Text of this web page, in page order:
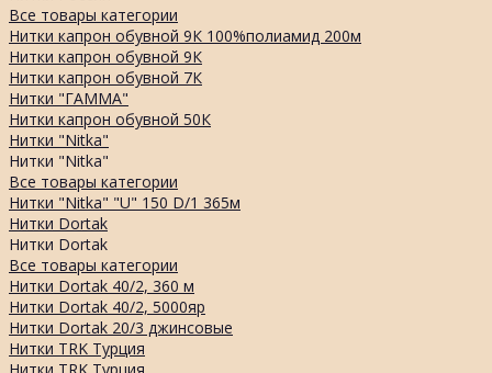
Все товары категории
Нитки капрон обувной 9К 100%полиамид 200м
Нитки капрон обувной 9К
Нитки капрон обувной 7К
Нитки "ГАММА"
Нитки капрон обувной 50К
Нитки "Nitka"
Нитки "Nitka"
Все товары категории
Нитки "Nitka" "U" 150 D/1 365м
Нитки Dortak
Нитки Dortak
Все товары категории
Нитки Dortak 40/2, 360 м
Нитки Dortak 40/2, 5000яр
Нитки Dortak 20/3 джинсовые
Нитки TRK Турция